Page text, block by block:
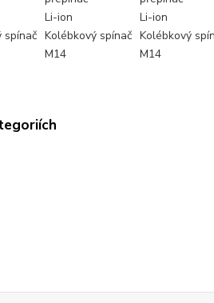
Li-ion
Li-ion
spínač Kolébkový spínač Kolébkový
M14 M14